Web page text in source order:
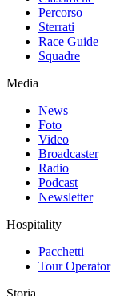
Percorso
Sterrati
Race Guide
Squadre
Media
News
Foto
Video
Broadcaster
Radio
Podcast
Newsletter
Hospitality
Pacchetti
Tour Operator
Storia